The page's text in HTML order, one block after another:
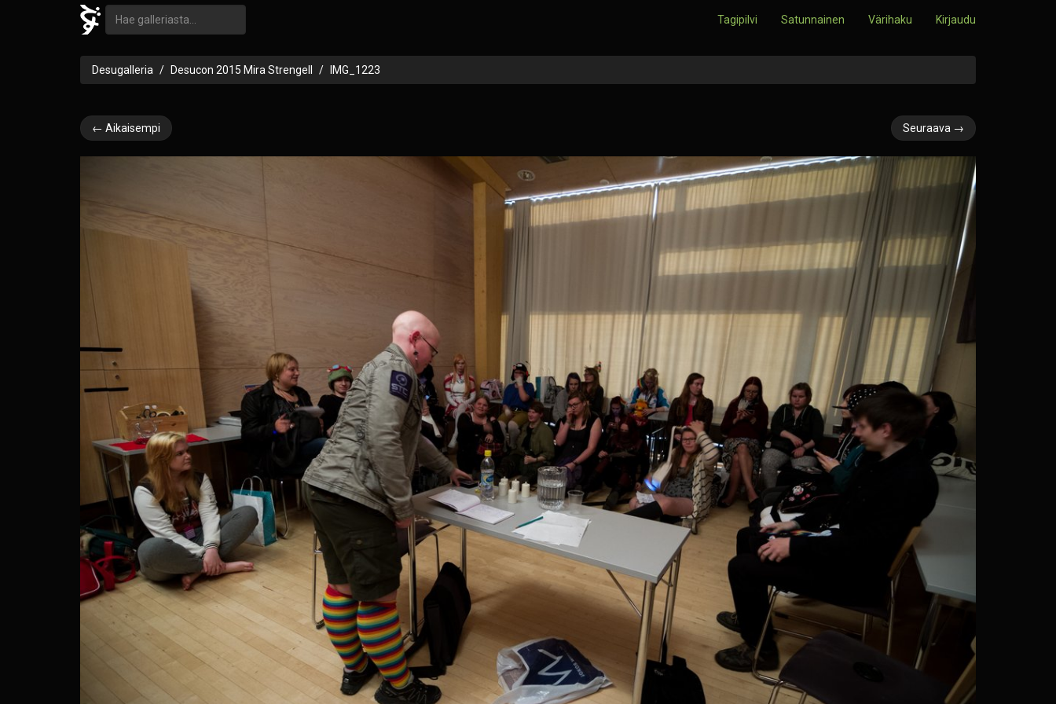
Tagipilvi Satunnainen Värihaku Kirjaudu
Desugalleria Desucon 2015 Mira Strengell IMG_1223
← Aikaisempi Seuraava →